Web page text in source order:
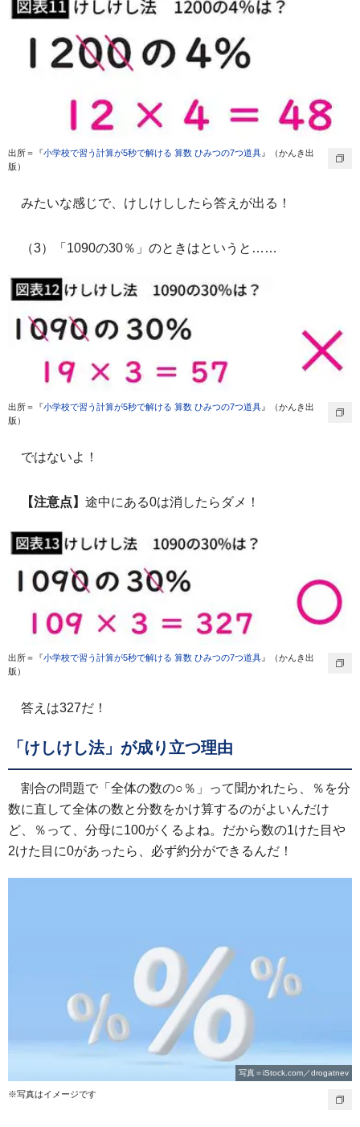
出所＝『小学校で習う計算が5秒で解ける 算数 ひみつの7つ道具 』（かんき出
版）
みたいな感じで、けしけししたら答えが出る！
（3）「1090の30％」のときはというと……
出所＝『小学校で習う計算が5秒で解ける 算数 ひみつの7つ道具 』（かんき出
版）
ではないよ！
【注意点】 途中にある0は消したらダメ！
出所＝『小学校で習う計算が5秒で解ける 算数 ひみつの7つ道具 』（かんき出
版）
答えは327だ！
「けしけし法」が成り立つ理由
割合の問題で「全体の数の○％」って聞かれたら、％を分
数に直して全体の数と分数をかけ算するのがよいんだけ
ど、％って、分母に100がくるよね。だから数の1けた目や
2けた目に0があったら、必ず約分ができるんだ！
写真＝iStock.com／drogatnev
※写真はイメージです